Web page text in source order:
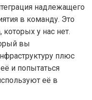
надлежащего
в команду. Это
которых у нас нет.
вы
плюс
и попытаться
её в